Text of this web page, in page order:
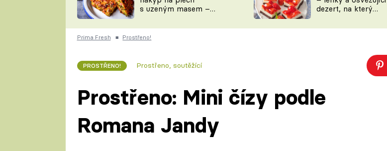
TEĎ VAŘÍ ŠÉF!
ČESKO NA TALÍŘI
KUCHAŘKA
KAM ZA JÍDLEM
VYCHYTÁVKY
s uzeným masem –
zpracovat přerostlé
cukety
dezert, na který
Prima Fresh ■ Prostřeno!
PROSTŘENO! Prostřeno, soutěžící
Prostřeno: Mini čízy podle
Romana Jandy